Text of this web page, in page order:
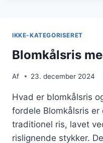
IKKE-KATEGORISERET
Blomkålsris
Af 23. december 2024
Hvad er blomkålsris
fordele Blomkålsris
traditionel ris, lavet
rislignende stykker.